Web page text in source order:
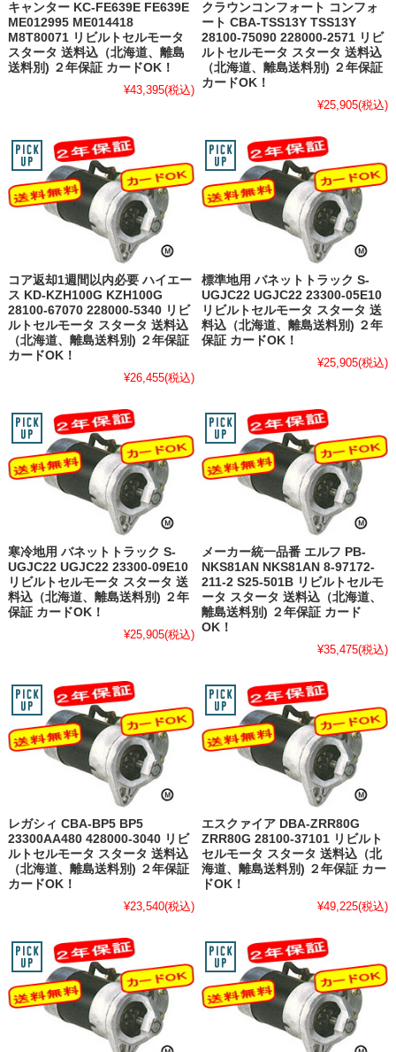
キャンター KC-FE639E FE639E
ME012995 ME014418
M8T80071 リビルトセルモータ
スタータ 送料込（北海道、離島
送料別) ２年保証 カードOK！
¥43,395(税込)
クラウンコンフォート コンフォ
ート CBA-TSS13Y TSS13Y
28100-75090 228000-2571 リビ
ルトセルモータ スタータ 送料込
（北海道、離島送料別) ２年保証
カードOK！
¥25,905(税込)
コア返却1週間以内必要 ハイエー
ス KD-KZH100G KZH100G
28100-67070 228000-5340 リビ
ルトセルモータ スタータ 送料込
（北海道、離島送料別) ２年保証
カードOK！
¥26,455(税込)
標準地用 バネットトラック S-
UGJC22 UGJC22 23300-05E10
リビルトセルモータ スタータ 送
料込（北海道、離島送料別) ２年
保証 カードOK！
¥25,905(税込)
寒冷地用 バネットトラック S-
UGJC22 UGJC22 23300-09E10
リビルトセルモータ スタータ 送
料込（北海道、離島送料別) ２年
保証 カードOK！
¥25,905(税込)
メーカー統一品番 エルフ PB-
NKS81AN NKS81AN 8-97172-
211-2 S25-501B リビルトセルモ
ータ スタータ 送料込（北海道、
離島送料別) ２年保証 カード
OK！
¥35,475(税込)
レガシィ CBA-BP5 BP5
23300AA480 428000-3040 リビ
ルトセルモータ スタータ 送料込
（北海道、離島送料別) ２年保証
カードOK！
¥23,540(税込)
エスクァイア DBA-ZRR80G
ZRR80G 28100-37101 リビルト
セルモータ スタータ 送料込（北
海道、離島送料別) ２年保証 カー
ドOK！
¥49,225(税込)